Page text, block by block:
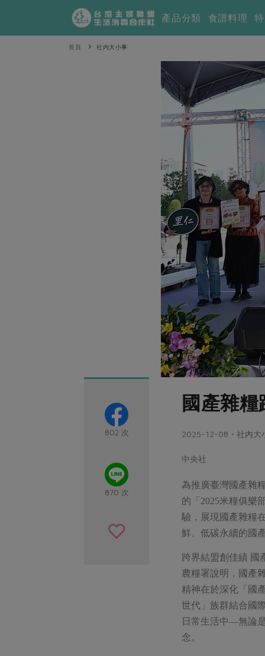
產品分類 食譜料理
首頁 社內大小事
802 次
870 次
國產雜
2025-12-08・社內大
中央社
為推廣臺灣國產雜
的「2025米糧俱樂
驗，展現國產雜糧
鮮、低碳永續的國
跨界結盟創佳績 國
農糧署說明，國產
精神在於深化「國
世代」族群結合國
日常生活中—無論
念。